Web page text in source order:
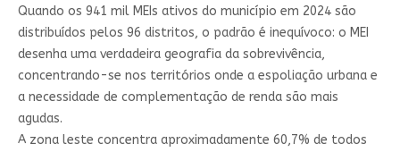
Quando os 941 mil MEIs ativos do município em 2024 são
distribuídos pelos 96 distritos, o padrão é inequívoco: o MEI
desenha uma verdadeira geografia da sobrevivência,
concentrando-se nos territórios onde a espoliação urbana e
a necessidade de complementação de renda são mais
agudas.
A zona leste concentra aproximadamente 60,7% de todos